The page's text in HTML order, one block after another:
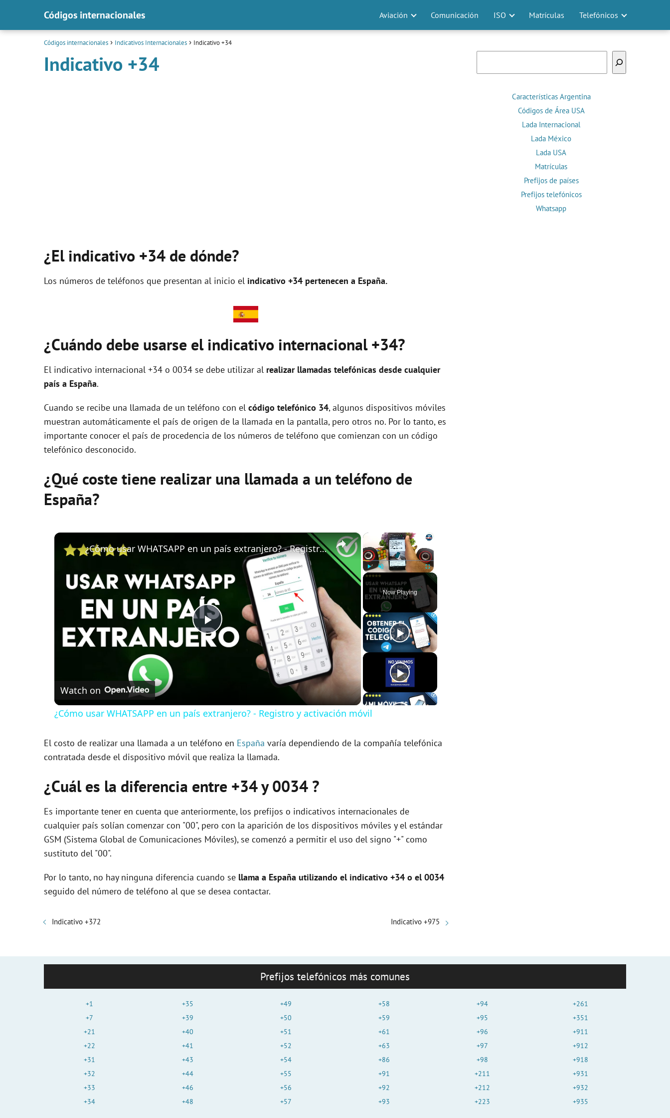
Códigos internacionales Aviación Comunicación ISO Matrículas Telefónicos
Códigos internacionales Indicativos Internacionales Indicativo +34
Indicativo +34
¿El indicativo +34 de dónde?
Los números de teléfonos que presentan al inicio el indicativo +34 pertenecen a España.
¿Cuándo debe usarse el indicativo internacional +34?
El indicativo internacional +34 o 0034 se debe utilizar al realizar llamadas telefónicas desde cualquier
país a España.
Cuando se recibe una llamada de un teléfono con el código telefónico 34, algunos dispositivos móviles
muestran automáticamente el país de origen de la llamada en la pantalla, pero otros no. Por lo tanto, es
importante conocer el país de procedencia de los números de teléfono que comienzan con un código
telefónico desconocido.
¿Qué coste tiene realizar una llamada a un teléfono de
España?
×
Play Unmute Fullscreen
Now Playing
×
P
V
i
d
e
o
¿Cómo usar WHATSAPP en un país extranjero? - Registro y activación móvil
Watch on
¿Cómo usar WHATSAPP en un país extranjero? - Registro y activación móvil
El costo de realizar una llamada a un teléfono en España varía dependiendo de la compañía telefónica
contratada desde el dispositivo móvil que realiza la llamada.
¿Cuál es la diferencia entre +34 y 0034 ?
Es importante tener en cuenta que anteriormente, los prefijos o indicativos internacionales de
cualquier país solían comenzar con "00", pero con la aparición de los dispositivos móviles y el estándar
GSM (Sistema Global de Comunicaciones Móviles), se comenzó a permitir el uso del signo "+" como
sustituto del "00".
Por lo tanto, no hay ninguna diferencia cuando se llama a España utilizando el indicativo +34 o el 0034
seguido del número de teléfono al que se desea contactar.
Indicativo +372 Indicativo +975
Características Argentina
Códigos de Área USA
Lada Internacional
Lada México
Lada USA
Matrículas
Prefijos de países
Prefijos telefónicos
Whatsapp
Prefijos telefónicos más comunes
+1
+7
+21
+22
+31
+32
+33
+34
+35
+39
+40
+41
+43
+44
+46
+48
+49
+50
+51
+52
+54
+55
+56
+57
+58
+59
+61
+63
+86
+91
+92
+93
+94
+95
+96
+97
+98
+211
+212
+223
+261
+351
+911
+912
+918
+931
+932
+935